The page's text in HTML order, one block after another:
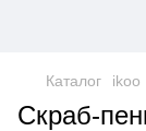
Каталог ikoo
Скраб-